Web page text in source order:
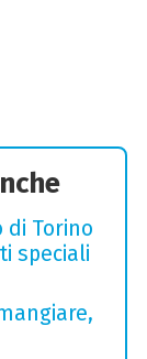
di Torino
speciali